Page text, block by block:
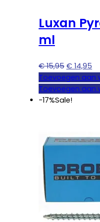
Luxan
ml
€15,95
prijs
was:
€ 15,95.
€ 14,95
is:
Toevoegen aan
Toevoegen aan
-17%Sale!